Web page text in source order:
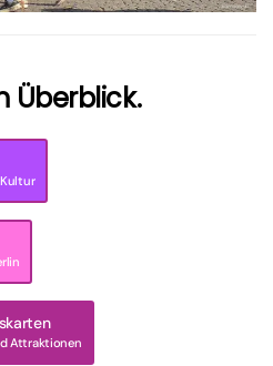
Überblick.
Attraktionen